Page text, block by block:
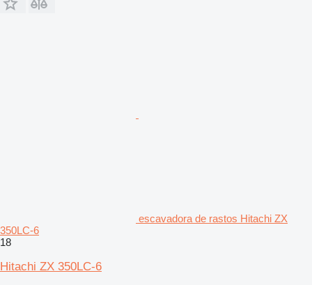
escavadora de rastos Hitachi ZX
350LC-6
18
Hitachi ZX 350LC-6